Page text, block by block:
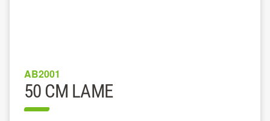
AB2001
50 CM LAME